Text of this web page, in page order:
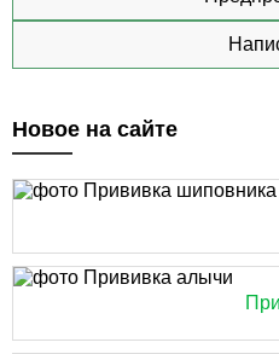
Новое на сайте